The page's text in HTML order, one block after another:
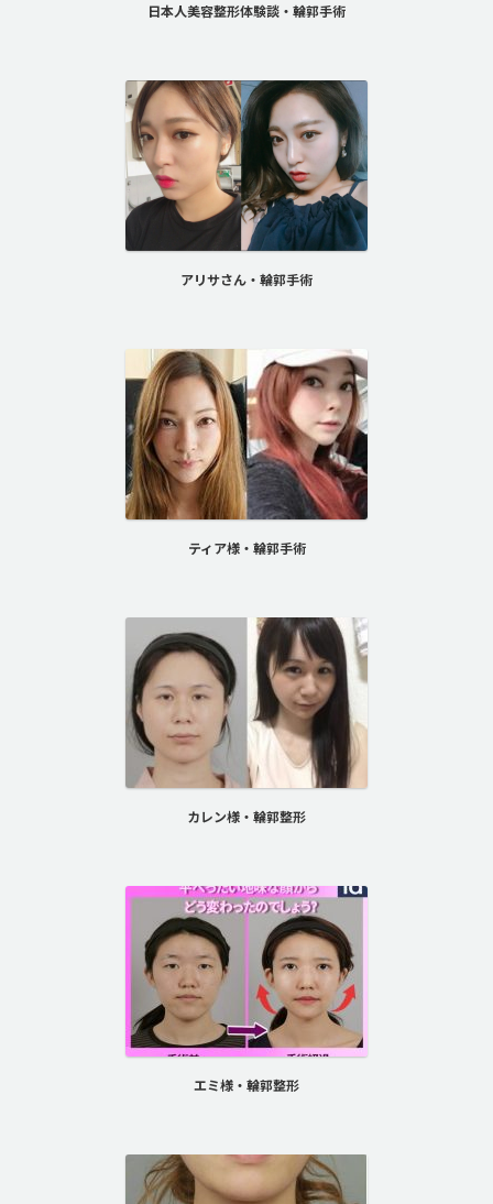
日本人美容整形体験談・輪郭手術
アリサさん・輪郭手術
ティア様・輪郭手術
カレン様・輪郭整形
エミ様・輪郭整形